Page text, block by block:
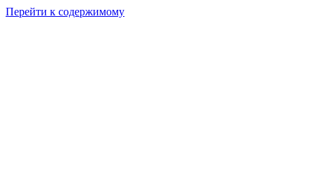
Перейти к содержимому